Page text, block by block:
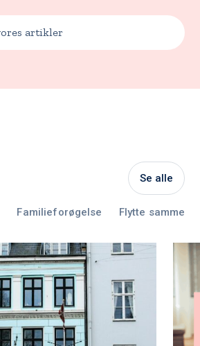
Se alle
Familieforøgelse Flytte sammen